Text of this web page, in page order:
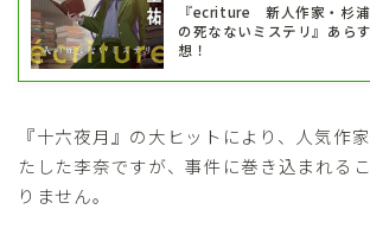
『ecriture 新人作家・杉
の死なないミステリ』あら
想！
『十六夜月』の大ヒットにより、人気作
たした李奈ですが、事件に巻き込まれる
りません。